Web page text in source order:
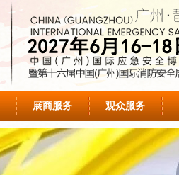
展商服务 观众服务